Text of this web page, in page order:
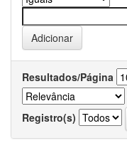
Resultados/Página
Registro(s)